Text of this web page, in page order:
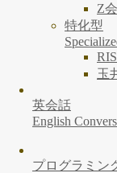
Z
特化型
玉
英会話
English
プログラミン